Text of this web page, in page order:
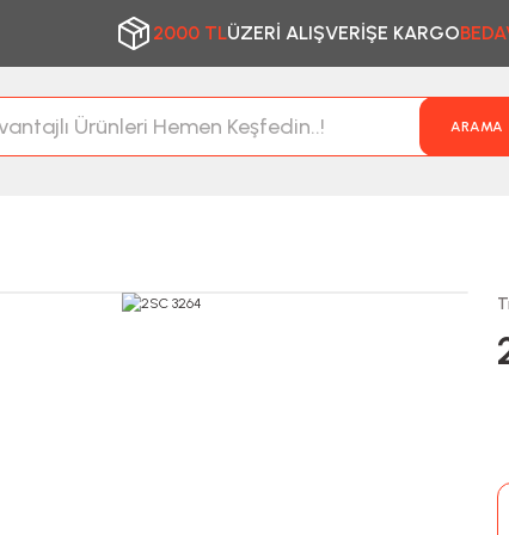
2000 TLÜZERİ ALIŞVERİŞE KARGO
ARAMA